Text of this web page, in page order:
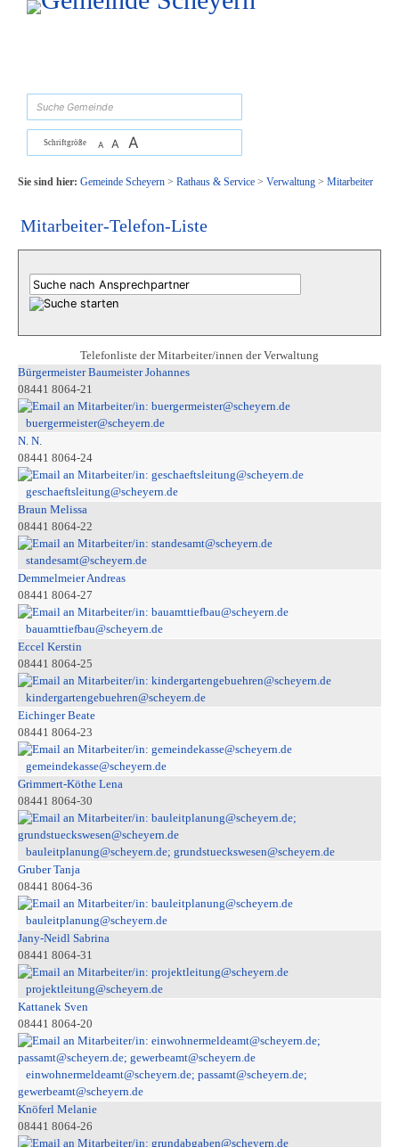
Zum Inhalt, zur Navigationoder zur Startseite springen.
Schriftgröße A A A
Sie sind hier: Gemeinde Scheyern> Rathaus & Service> Verwaltung> Mitarbeiter
Mitarbeiter-Telefon-Liste
Telefonliste der Mitarbeiter/innen der Verwaltung
Bürgermeister Baumeister Johannes
08441 8064-21
buergermeister@scheyern.de
N. N.
08441 8064-24
geschaeftsleitung@scheyern.de
Braun Melissa
08441 8064-22
standesamt@scheyern.de
Demmelmeier Andreas
08441 8064-27
bauamttiefbau@scheyern.de
Eccel Kerstin
08441 8064-25
kindergartengebuehren@scheyern.de
Eichinger Beate
08441 8064-23
gemeindekasse@scheyern.de
Grimmert-Köthe Lena
08441 8064-30
bauleitplanung@scheyern.de; grundstueckswesen@scheyern.de
Gruber Tanja
08441 8064-36
bauleitplanung@scheyern.de
Jany-Neidl Sabrina
08441 8064-31
projektleitung@scheyern.de
Kattanek Sven
08441 8064-20
einwohnermeldeamt@scheyern.de; passamt@scheyern.de;
gewerbeamt@scheyern.de
Knöferl Melanie
08441 8064-26